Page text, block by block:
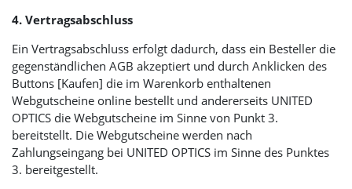
4. Vertragsabschluss
Ein Vertragsabschluss erfolgt dadurch, dass ein Besteller die
gegenständlichen AGB akzeptiert und durch Anklicken des
Buttons [Kaufen] die im Warenkorb enthaltenen
Webgutscheine online bestellt und andererseits UNITED
OPTICS die Webgutscheine im Sinne von Punkt 3.
bereitstellt. Die Webgutscheine werden nach
Zahlungseingang bei UNITED OPTICS im Sinne des Punktes
3. bereitgestellt.